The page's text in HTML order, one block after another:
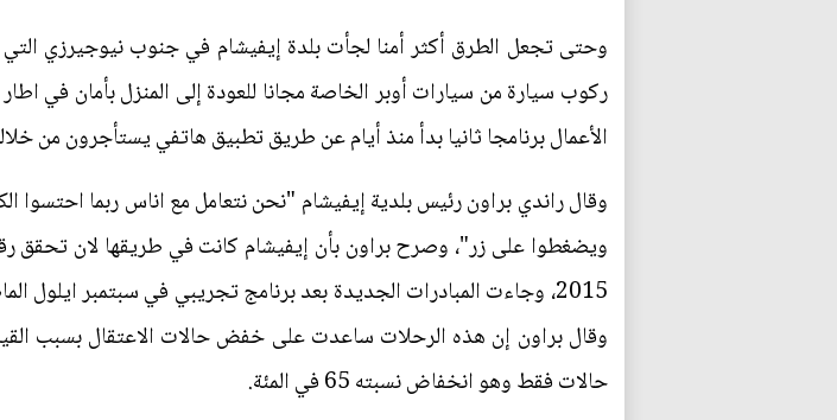
ركوب سيارة من سيارات أوبر الخاصة مجانا للعودة إلى المنزل بأمان في
الأعمال برنامجا ثانيا بدأ منذ أيام عن طريق تطبيق هاتفي يستأجرون من
وقال راندي براون رئيس بلدية إيفيشام "نحن نتعامل مع اناس ربما احتسوا
حالات فقط وهو انخفاض نسبته 65 في المئة.